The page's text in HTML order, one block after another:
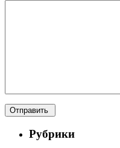
Рубрики